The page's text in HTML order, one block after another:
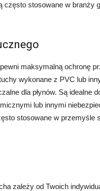
często stosowane w branży
maksymalną ochronę
wykonane z PVC lub
dla płynów. Są idealne
lub innymi
stosowane w przemyśle
zależy od Twoich